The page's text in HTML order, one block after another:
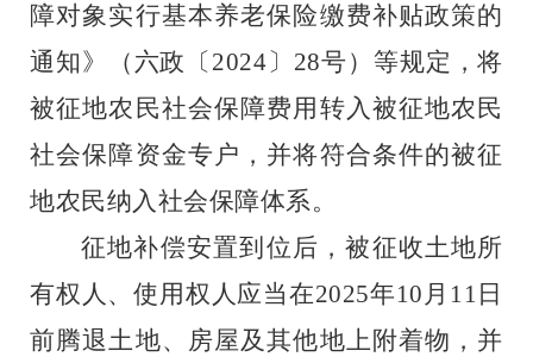
障对象实行基本养老保险缴费补贴政策的
通知》（六政〔 2024〕 28号）等规定，将
被征地农民社会保障费用转入被征地农民
社会保障资金专户，并将符合条件的被征
地农民纳入社会保障体系。
征地补偿安置到位后，被征收土地所
有权人、使用权人应当在2025年10 月 11 日
前腾退土地、房屋及其他地上附着物，并